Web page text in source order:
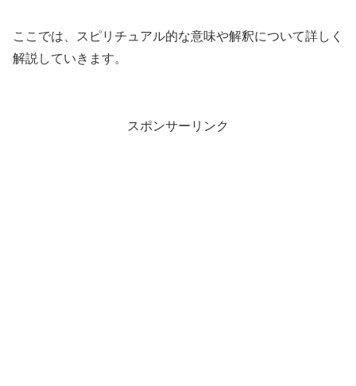
ここでは、スピリチュアル的な意味や解釈について詳しく
解説していきます。
スポンサーリンク